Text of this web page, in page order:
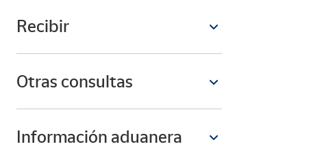
Recibir
Otras consultas
Información aduanera